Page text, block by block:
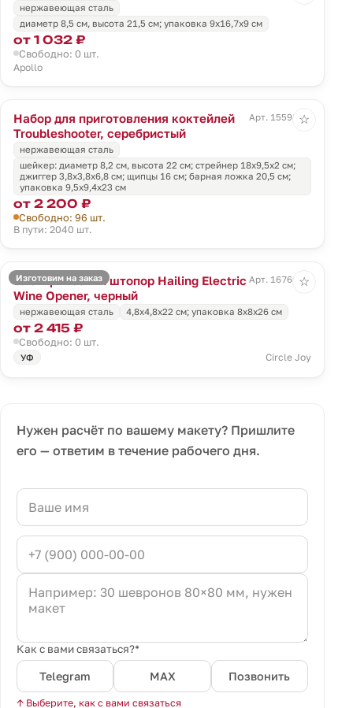
нержавеющая сталь
диаметр 8,5 см, высота 21,5 см; упаковка 9х16,7х9 см
от 1 032 ₽
Свободно: 0 шт.
Apollo
Набор для приготовления коктейлей
Troubleshooter, серебристый
Арт. 15598.11
нержавеющая сталь
шейкер: диаметр 8,2 см, высота 22 см; стрейнер 18х9,5х2 см;
джиггер 3,8х3,8х6,8 см; щипцы 16 см; барная ложка 20,5 см;
упаковка 9,5х9,4х23 см
от 2 200 ₽
Свободно: 96 шт.
В пути: 2040 шт.
☆
Изготовим на заказ
Электрический штопор Hailing Electric
Wine Opener, черный
Арт. 16766.30
нержавеющая сталь 4,8x4,8x22 см; упаковка 8х8х26 см
от 2 415 ₽
Свободно: 0 шт.
УФ Circle Joy
☆
Нужен расчёт по вашему макету? Пришлите
его — ответим в течение рабочего дня.
Как с вами связаться?*
Telegram MAX Позвонить
↑ Выберите, как с вами связаться